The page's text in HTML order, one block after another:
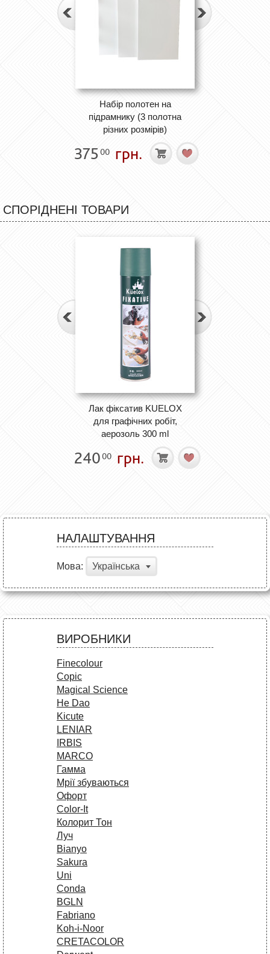
Набір полотен на
підрамнику (3 полотна
різних розмірів)
375 00 грн.
СПОРІДНЕНІ ТОВАРИ
Лак фіксатив KUELOX
для графічних робіт,
аерозоль 300 ml
24000 грн.
НАЛАШТУВАННЯ
Мова: Українська
ВИРОБНИКИ
Finecolour
Copic
Magical Science
He Dao
Kicute
LENIAR
IRBIS
MARCO
Гамма
Мрії збуваються
Офорт
Сolor-It
Колорит Тон
Луч
Bianyo
Sakura
Uni
Conda
BGLN
Fabriano
Koh-i-Noor
CRETACOLOR